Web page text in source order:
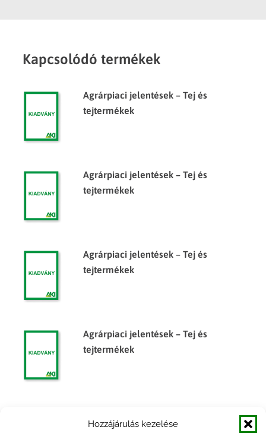
Hozzájárulás kezelése
Kapcsolódó termékek
Agrárpiaci jelentések – Tej és
tejtermékek
Agrárpiaci jelentések – Tej és
tejtermékek
Agrárpiaci jelentések – Tej és
tejtermékek
Agrárpiaci jelentések – Tej és
tejtermékek
tejtermékek